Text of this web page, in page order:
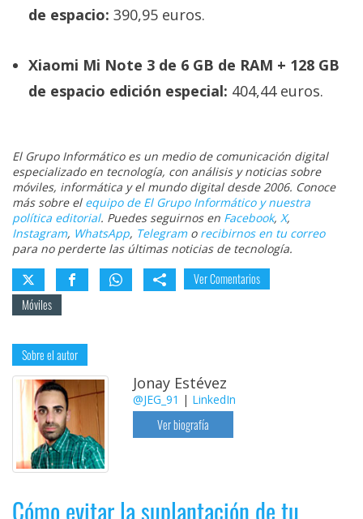
de espacio: 390,95 euros.
Xiaomi Mi Note 3 de 6 GB de RAM + 128 GB
de espacio edición especial: 404,44 euros.
El Grupo Informático es un medio de comunicación digital
especializado en tecnología, con análisis y noticias sobre
móviles, informática y el mundo digital desde 2006. Conoce
más sobre el equipo de El Grupo Informático y nuestra
política editorial. Puedes seguirnos en Facebook, X,
Instagram, WhatsApp, Telegramo recibirnos en tu correo
para no perderte las últimas noticias de tecnología.
Ver Comentarios
Móviles
Sobre el autor
Jonay Estévez
@JEG_91 | LinkedIn
Ver biografía
Cómo evitar la suplantación de tu